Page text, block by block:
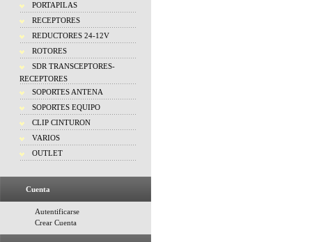
PORTAPILAS
RECEPTORES
REDUCTORES 24-12V
ROTORES
SDR TRANSCEPTORES-
RECEPTORES
SOPORTES ANTENA
SOPORTES EQUIPO
CLIP CINTURON
VARIOS
OUTLET
Cuenta
Autentificarse
Crear Cuenta